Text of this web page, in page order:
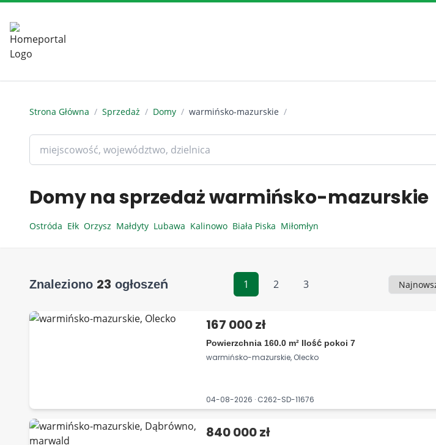
Strona Główna / Sprzedaż / Domy / warmińsko-mazurskie /
Domy na sprzedaż warmińsko-mazurskie
Ostróda Ełk Orzysz Małdyty Lubawa Kalinowo Biała Piska Miłomłyn
Znaleziono 23 ogłoszeń 1 2 3 Sortowanie
167 000 zł
Powierzchnia 160.0 m² Ilość pokoi 7
warmińsko-mazurskie, Olecko
04-08-2026 · C262-SD-11676
840 000 zł